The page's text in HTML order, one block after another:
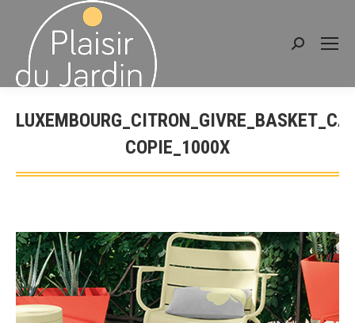
Recherche
COPIE_1000X
Vous êtes ici :